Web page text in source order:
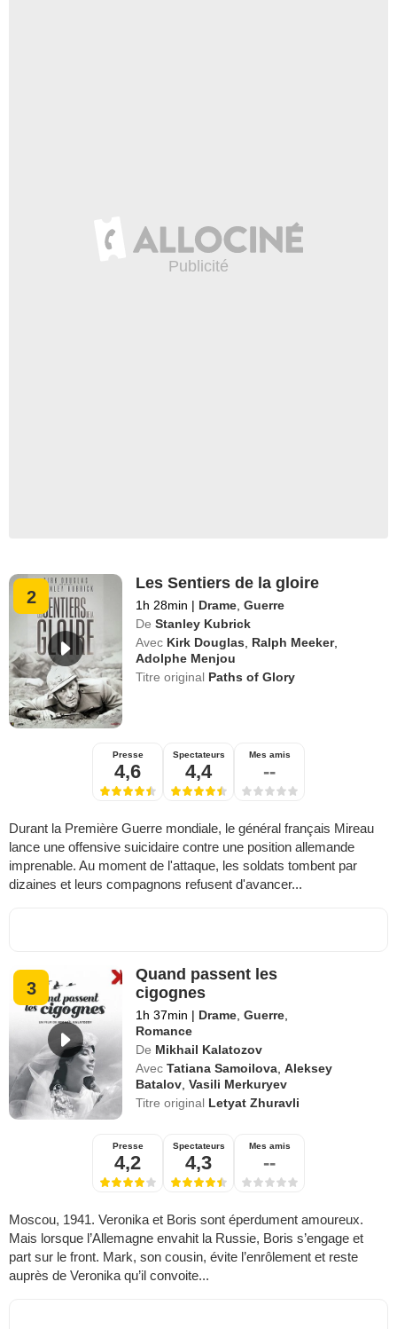
2
Les Sentiers de la gloire
1h 28min | Drame ,Guerre
De Stanley Kubrick
Avec Kirk Douglas Ralph Meeker,
Adolphe Menjou
Titre original Paths of Glory
Presse
4,6
Spectateurs
4,4
Mes amis
--
Durant la Première Guerre mondiale, le général français Mireau
lance une offensive suicidaire contre une position allemande
imprenable. Au moment de l'attaque, les soldats tombent par
dizaines et leurs compagnons refusent d'avancer...
3
Quand passent les
cigognes
1h 37min | Drame ,Guerre
Romance
De Mikhail Kalatozov
Avec Tatiana Samoilova ,Aleksey
Batalov ,Vasili Merkuryev
Titre original Letyat Zhuravli
Presse
4,2
Spectateurs
4,3
Mes amis
--
Moscou, 1941. Veronika et Boris sont éperdument amoureux.
Mais lorsque l’Allemagne envahit la Russie, Boris s’engage et
part sur le front. Mark, son cousin, évite l’enrôlement et reste
auprès de Veronika qu’il convoite...